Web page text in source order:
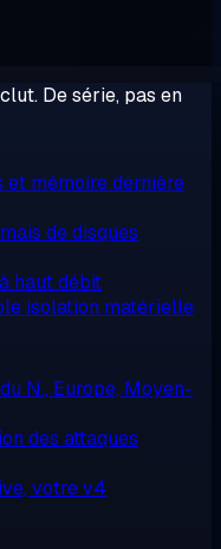
De série, pas en
mémoire dernière
de disques
haut débit
isolation matérielle
N., Europe, Moyen-
des attaques
votre v4